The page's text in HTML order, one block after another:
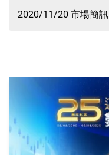
2020/11/20 市場簡訊